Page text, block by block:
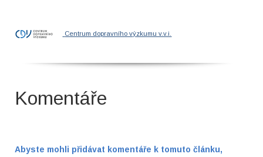
Centrum dopravního výzkumu v.v.i.
Komentáře
Abyste mohli přidávat komentáře k tomuto článku,